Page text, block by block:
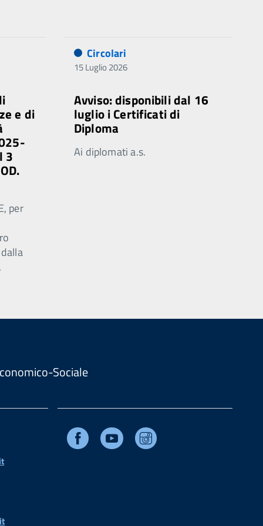
e di
3
per
Circolari
15 Luglio 2026
Avviso: disponibili dal 16
luglio i Certificati di
Diploma
Ai diplomati a.s.
Sociale
Facebook Youtube